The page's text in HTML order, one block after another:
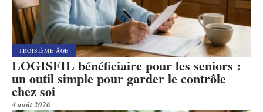
TROISIÈME ÂGE
LOGISFIL bénéficiaire pour les seniors :
un outil simple pour garder le contrôle
chez soi
4 août 2026